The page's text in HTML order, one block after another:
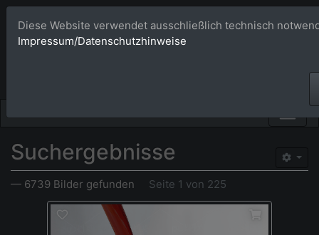
Bildagentur
Suchergebnisse
— 6739 Bilder gefunden Seite 1 von 225
Diese Website verwendet ausschließlich technisch
Impressum/Datenschutzhinweise